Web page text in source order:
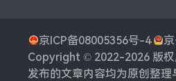
京ICP备08005356号-4
Copyright © 2022-2026 版权
发布的文章内容均为原创整理